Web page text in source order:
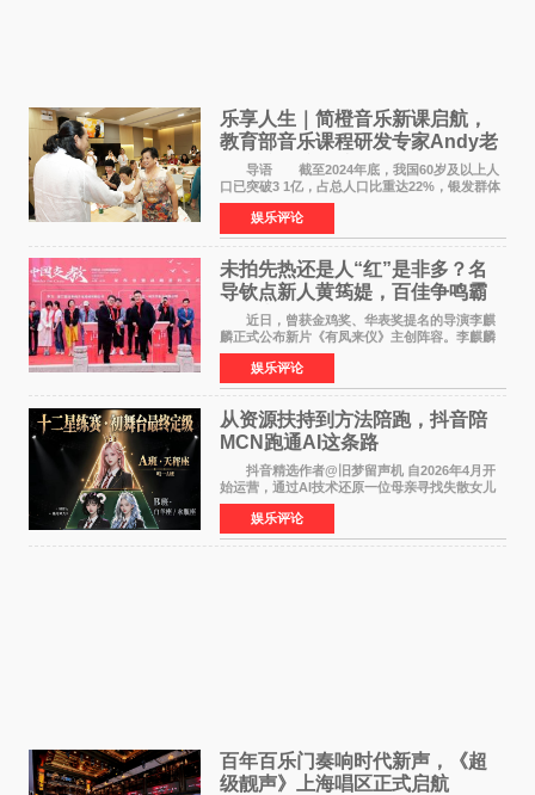
乐享人生｜简橙音乐新课启航，
教育部音乐课程研发专家Andy老
师重磅入驻领航银龄琴声
导语 截至2024年底，我国60岁及以上人
口已突破3 1亿，占总人口比重达22%，银发群体
的精神文化需求日益凸显。2024年1月，国务院办
公厅印发《关于发展银发经济增进老年人福祉的
意见》——这是
娱乐评论
未拍先热还是人“红”是非多？名
导钦点新人黄筠媞，百佳争鸣霸
气回应
近日，曾获金鸡奖、华表奖提名的导演李麒
麟正式公布新片《有凤来仪》主创阵容。李麒麟
早年凭电影《华容道》获得金鸡奖、华表奖提
名，此后长期参与国内外电影制作，其担任制片
人参与的作品亦曾
娱乐评论
从资源扶持到方法陪跑，抖音陪
MCN跑通AI这条路
抖音精选作者@旧梦留声机 自2026年4月开
始运营，通过AI技术还原一位母亲寻找失散女儿
的故事，凭借强情感表达获得大量用户关注，发
布仅21小时便获得超1亿曝光、超1000万互动。
此后，账号持续沿
娱乐评论
百年百乐门奏响时代新声，《超
级靓声》上海唱区正式启航